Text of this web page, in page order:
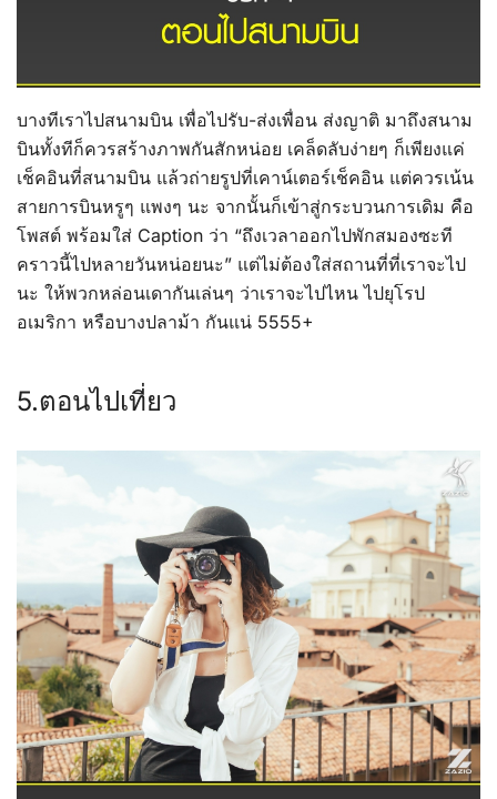
บางทีเราไปสนามบิน เพื่อไปรับ-ส่งเพื่อน ส่งญาติ มาถึงสนาม
บินทั้งทีก็ควรสร้างภาพกันสักหน่อย เคล็ดลับง่ายๆ ก็เพียงแค่
เช็คอินที่สนามบิน แล้วถ่ายรูปที่เคาน์เตอร์เช็คอิน แต่ควรเน้น
สายการบินหรูๆ แพงๆ นะ จากนั้นก็เข้าสู่กระบวนการเดิม คือ
โพสต์ พร้อมใส่ Caption ว่า “ถึงเวลาออกไปพักสมองซะที
คราวนี้ไปหลายวันหน่อยนะ” แต่ไม่ต้องใส่สถานที่ที่เราจะไป
นะ ให้พวกหล่อนเดากันเล่นๆ ว่าเราจะไปไหน ไปยุโรป
อเมริกา หรือบางปลาม้า กันแน่ 5555+
5.ตอนไปเที่ยว